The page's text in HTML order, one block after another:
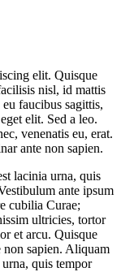
elit. Quisque
nisl, id mattis
faucibus sagittis,
elit. Sed a leo.
venenatis eu, erat.
ante non sapien.
lacinia urna, quis
ante ipsum
cubilia Curae;
ultricies, tortor
et arcu. Quisque
non sapien. Aliquam
quis tempor